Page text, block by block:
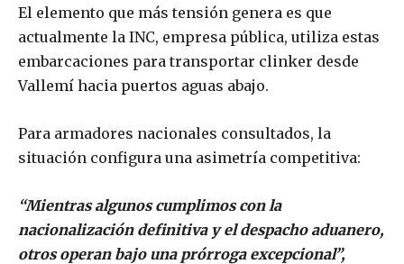
El elemento que más tensión genera es que
actualmente la INC, empresa pública, utiliza estas
embarcaciones para transportar clinker desde
Vallemí hacia puertos aguas abajo.
Para armadores nacionales consultados, la
situación configura una asimetría competitiva:
“Mientras algunos cumplimos con la
nacionalización definitiva y el despacho aduanero,
otros operan bajo una prórroga excepcional”,